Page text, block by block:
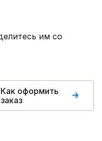
им со
Как оформить
заказ